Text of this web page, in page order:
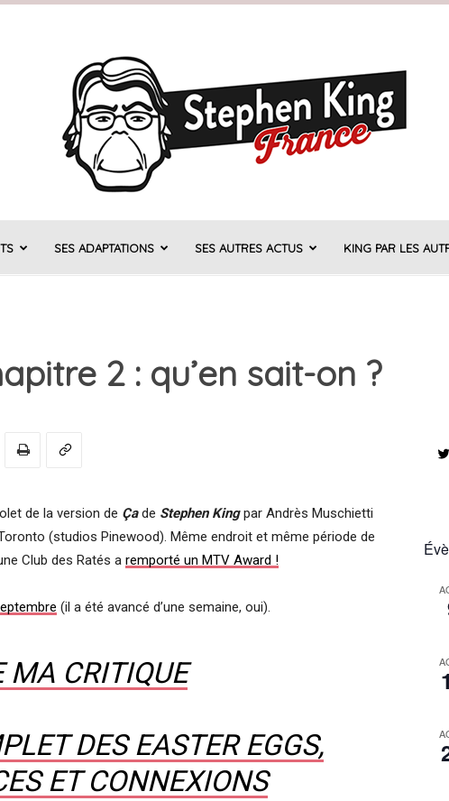
Stephen
King
SES ADAPTATIONS SES AUTRES ACTUS KING PAR LES
2 : qu’en sait-on ?
de la version de Çade Stephen Kingpar Andrès Muschietti
(studios Pinewood). Même endroit et même période de
Club des Ratés a remporté un MTV Award !
(il a été avancé d’une semaine, oui).
MA CRITIQUE
DES EASTER EGGS,
ET CONNEXIONS